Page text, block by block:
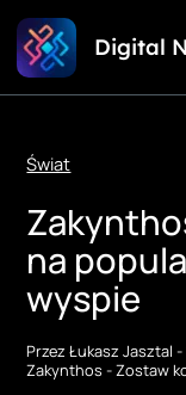
Przejdź
do
treści
Digital
Świat
na
wyspie
PrzezŁukasz Jasztal-
Zakynthos -Zostaw